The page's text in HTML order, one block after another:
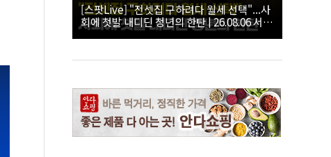
[스팟Live] "전셋집 구하려다 월세 선택"...사
회에 첫발 내디딘 청년의 한탄 | 26.08.06 서울
시 부동산 대토론회